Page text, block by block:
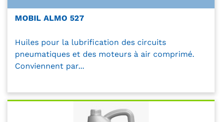
MOBIL ALMO 527
Huiles pour la lubrification des circuits
pneumatiques et des moteurs à air comprimé.
Conviennent par...